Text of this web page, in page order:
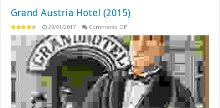
Grand Austria Hotel (2015)
29/01/2017 Comments Offon
Austria
Hotel
(2015)